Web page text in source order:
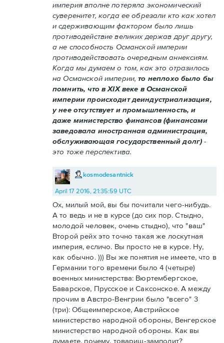
империя вполне потеряла экономический
суверенитет, когда ее обрезали кто как хотел
и сдерживающим фактором было лишь
противодействие великих держав друг другу,
а не способность Османской империи
противодействовать очередным аннексиям.
Когда мы думаем о том, как это отразилось
на Османской империи,то неплохо было бы
помнить, что в XIX веке в Османской
империи происходит деиндустриализация,
у нее отсутствует и промышленность, и
даже министерство финансов (финансами
заведовала иностранная администрация,
обслуживающая государственный долг)-
это тоже перспектива.
kosmodesantnick
April 17 2016, 21:35:59 UTC
Ох, милый мой, вы бы почитали чего-нибудь.
А то ведь и не в курсе (до сих пор. Стыдно,
молодой человек, очень стыдно), что "ваш"
Второй рейх это точно такая же лоскутная
империя, есличо. Вы просто не в курсе. Ну,
как обычно. ))) Вы же понятия не имеете, что в
Германии того времени было 4 (четыре)
военных министерства: Вюртембергское,
Баварское, Прусское и Саксонское. А между
прочим в Австро-Венгрии было "всего" 3
(три): Общеимперское, Австрийское
министерство народной обороны, Венгерское
министерство народной обороны. Как вы
думаете, почему, товарищ-замполит?